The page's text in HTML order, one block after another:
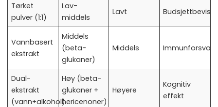
Tørket
pulver (1:1)
Lav-
middels
Lavt
Vannbasert
ekstrakt
Middels
(beta-
glukaner)
Middels Immunforsvar
Dual-
ekstrakt
(vann+alkohol)
Høy (beta-
glukaner +
hericenoner)
Høyere
Kognitiv
effekt